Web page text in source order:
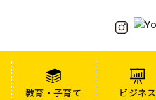
教育・子育て ビジネス